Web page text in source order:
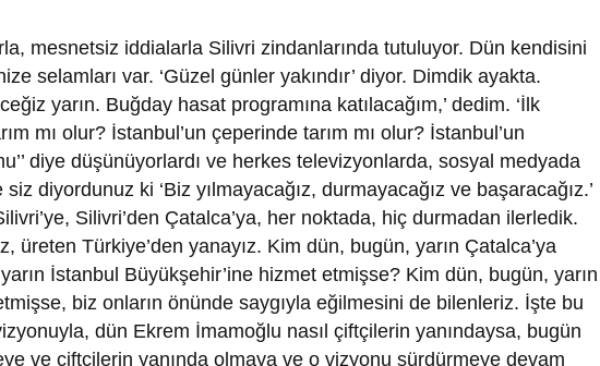
mesnetsiz iddialarla Silivri zindanlarında tutuluyor. Dün kendisini
selamları var. ‘Güzel günler yakındır’ diyor. Dimdik ayakta.
yarın. Buğday hasat programına katılacağım,’ dedim. ‘İlk
mı olur? İstanbul’un çeperinde tarım mı olur? İstanbul’un
diye düşünüyorlardı ve herkes televizyonlarda, sosyal medyada
diyordunuz ki ‘Biz yılmayacağız, durmayacağız ve başaracağız.’
Silivri’den Çatalca’ya, her noktada, hiç durmadan ilerledik.
üreten Türkiye’den yanayız. Kim dün, bugün, yarın Çatalca’ya
İstanbul Büyükşehir’ine hizmet etmişse? Kim dün, bugün, yarın
biz onların önünde saygıyla eğilmesini de bilenleriz. İşte bu
dün Ekrem İmamoğlu nasıl çiftçilerin yanındaysa, bugün
ve çiftçilerin yanında olmaya ve o vizyonu sürdürmeye devam